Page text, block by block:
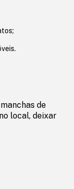
de
no local, deixar